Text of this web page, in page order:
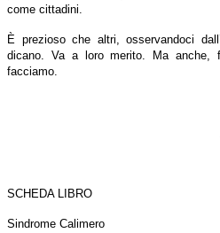
come cittadini.
È prezioso che altri, osservandoci
dicano. Va a loro merito. Ma
facciamo.
SCHEDA LIBRO
Sindrome Calimero